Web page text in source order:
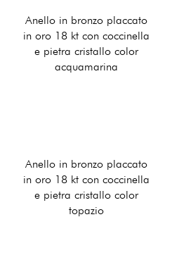
Anello in bronzo placcato
in oro 18 kt con coccinella
e pietra cristallo color
acquamarina
Anello in bronzo placcato
in oro 18 kt con coccinella
e pietra cristallo color
topazio